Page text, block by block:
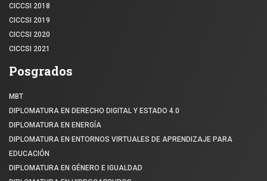
CICCSI 2018
CICCSI 2019
CICCSI 2020
CICCSI 2021
Posgrados
MBT
DIPLOMATURA EN DERECHO DIGITAL Y ESTADO 4.0
DIPLOMATURA EN ENERGÍA
DIPLOMATURA EN ENTORNOS VIRTUALES DE APRENDIZAJE PARA
EDUCACIÓN
DIPLOMATURA EN GÉNERO E IGUALDAD